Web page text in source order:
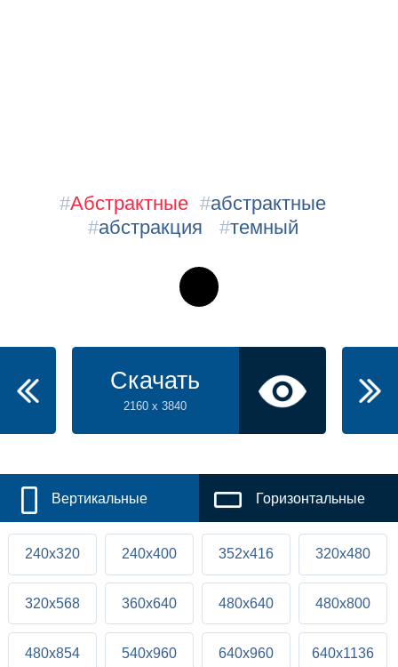
#Абстрактные #абстрактные
#абстракция #темный
Скачать
2160 x 3840
Вертикальные Горизонтальные
240x320 240x400 352x416 320x480
320x568 360x640 480x640 480x800
480x854 540x960 640x960 640x1136